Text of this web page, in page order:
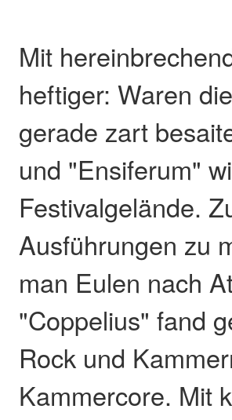
Mit
heftiger: Waren
gerade zart
und "Ensiferum"
Festivalgelände.
Ausführungen zu
man Eulen nach
"Coppelius" fand
Rock und
Kammercore. Mit